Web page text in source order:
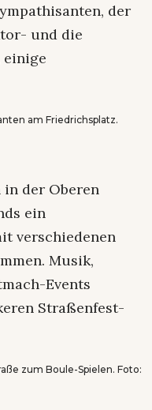
der
und die
am Friedrichsplatz.
in der Oberen
ein
verschiedenen
Musik,
Events
Straßenfest-
zum Boule-Spielen. Foto: